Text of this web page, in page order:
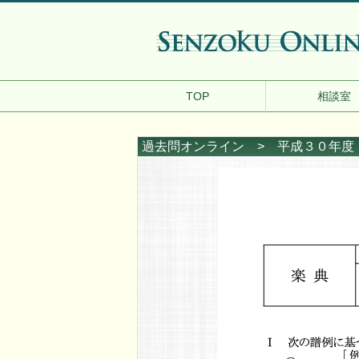
TOP 相談室
過去問オンライン > 平成３０年